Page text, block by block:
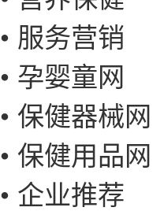
• 服务营销
• 孕婴童网
• 保健器械网
• 保健用品网
• 企业推荐